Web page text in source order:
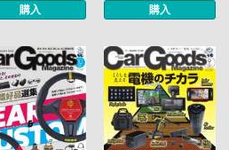
購入 購入